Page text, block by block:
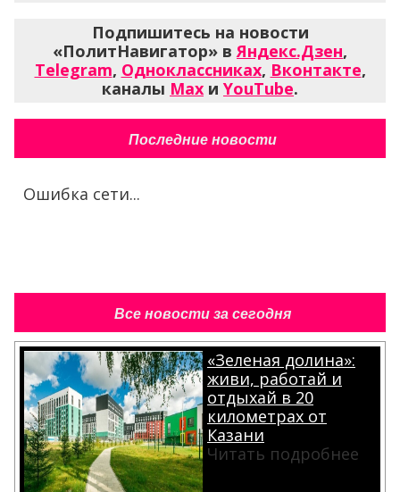
Подпишитесь на новости
«ПолитНавигатор» вЯндекс.Дзен,
Telegram, Одноклассниках, Вконтакте,
каналы Max и YouTube.
Последние новости
Ошибка сети...
Все новости за сегодня
«Зеленая долина»:
живи, работай и
отдыхай в 20
километрах от
Казани
Читать подробнее